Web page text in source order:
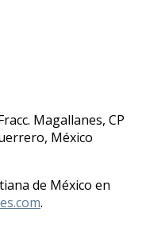
Magallanes, CP
México
de México en
.